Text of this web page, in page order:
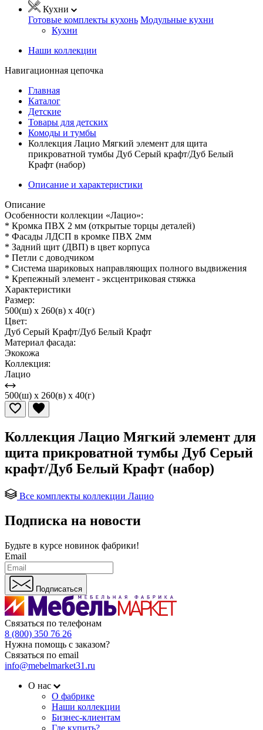
Кухни
Готовые комплекты кухонь Модульные кухни
Кухни
Наши коллекции
Навигационная цепочка
Главная
Каталог
Детские
Товары для детских
Комоды и тумбы
Коллекция Лацио Мягкий элемент для щита
прикроватной тумбы Дуб Серый крафт/Дуб Белый
Крафт (набор)
Описание и характеристики
Описание
Особенности коллекции «Лацио»:
* Кромка ПВХ 2 мм (открытые торцы деталей)
* Фасады ЛДСП в кромке ПВХ 2мм
* Задний щит (ДВП) в цвет корпуса
* Петли с доводчиком
* Система шариковых направляющих полного выдвижения
* Крепежный элемент - эксцентриковая стяжка
Характеристики
Размер:
500(ш) x 260(в) x 40(г)
Цвет:
Дуб Серый Крафт/Дуб Белый Крафт
Материал фасада:
Экокожа
Коллекция:
Лацио
500(ш) x 260(в) x 40(г)
Коллекция Лацио Мягкий элемент для
щита прикроватной тумбы Дуб Серый
крафт/Дуб Белый Крафт (набор)
Все комплекты коллекции Лацио
Подписка на новости
Будьте в курсе новинок фабрики!
Email
Подписаться
Связаться по телефонам
8 (800) 350 76 26
Нужна помощь с заказом?
Связаться по email
info@mebelmarket31.ru
О нас
О фабрике
Наши коллекции
Бизнес-клиентам